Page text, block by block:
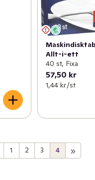
Allt-i-ett
40 st, Fixa
57,50 kr
1,44 kr /st
1 2 3 4 »